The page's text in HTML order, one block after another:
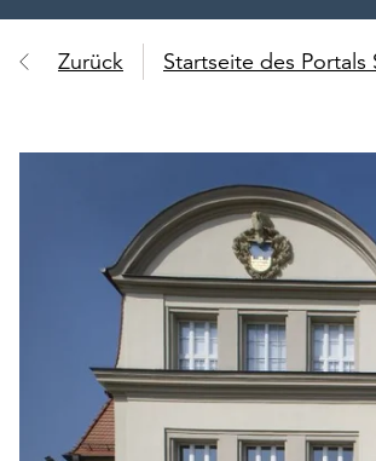
Zurück Startseite des